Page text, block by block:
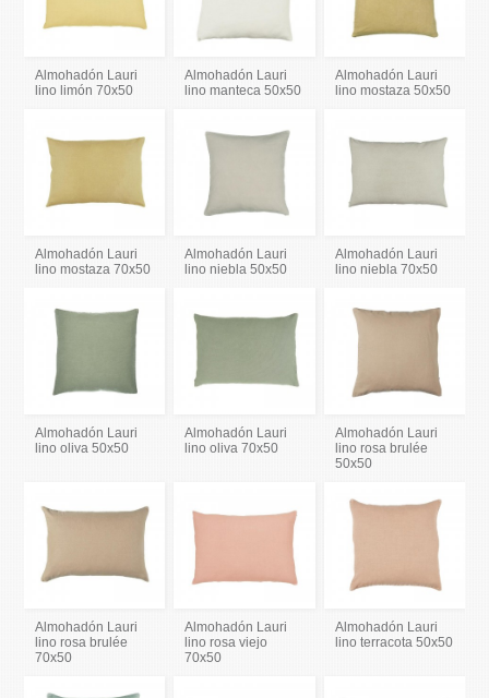
Almohadón Lauri
lino limón 70x50
Almohadón Lauri
lino manteca 50x50
Almohadón Lauri
lino mostaza 50x50
Almohadón Lauri
lino mostaza 70x50
Almohadón Lauri
lino niebla 50x50
Almohadón Lauri
lino niebla 70x50
Almohadón Lauri
lino oliva 50x50
Almohadón Lauri
lino oliva 70x50
Almohadón Lauri
lino rosa brulée
50x50
Almohadón Lauri
lino rosa brulée
70x50
Almohadón Lauri
lino rosa viejo
70x50
Almohadón Lauri
lino terracota 50x50